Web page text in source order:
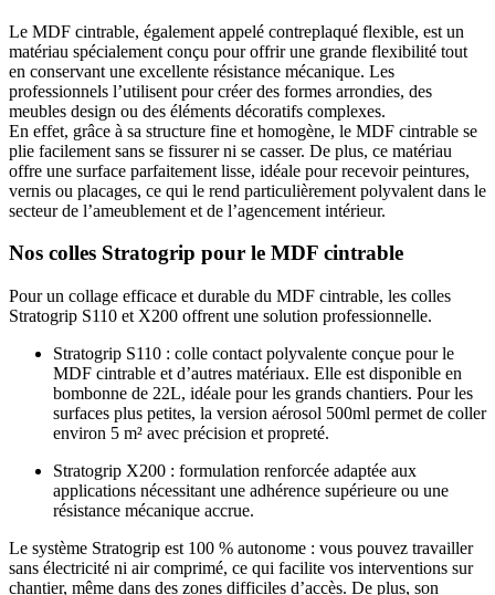
Le MDF cintrable, également appelé contreplaqué flexible, est un
matériau spécialement conçu pour offrir une grande flexibilité tout
en conservant une excellente résistance mécanique. Les
professionnels l’utilisent pour créer des formes arrondies, des
meubles design ou des éléments décoratifs complexes.
En effet, grâce à sa structure fine et homogène, le MDF cintrable se
plie facilement sans se fissurer ni se casser. De plus, ce matériau
offre une surface parfaitement lisse, idéale pour recevoir peintures,
vernis ou placages, ce qui le rend particulièrement polyvalent dans le
secteur de l’ameublement et de l’agencement intérieur.
Nos colles Stratogrip pour le MDF cintrable
Pour un collage efficace et durable du MDF cintrable, les colles
Stratogrip S110 et X200 offrent une solution professionnelle.
Stratogrip S110 : colle contact polyvalente conçue pour le
MDF cintrable et d’autres matériaux. Elle est disponible en
bombonne de 22L, idéale pour les grands chantiers. Pour les
surfaces plus petites, la version aérosol 500ml permet de coller
environ 5 m² avec précision et propreté.
Stratogrip X200 : formulation renforcée adaptée aux
applications nécessitant une adhérence supérieure ou une
résistance mécanique accrue.
Le système Stratogrip est 100 % autonome : vous pouvez travailler
sans électricité ni air comprimé, ce qui facilite vos interventions sur
chantier, même dans des zones difficiles d’accès. De plus, son